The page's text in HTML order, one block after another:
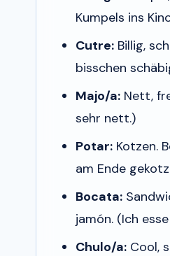
Kumpels ins
Cutre: Billig,
bisschen
Majo/a: Nett,
sehr nett.)
Potar: Kotzen.
am Ende
Bocata:
jamón. (Ich
Chulo/a: Cool,